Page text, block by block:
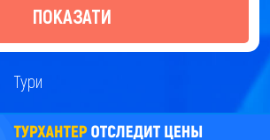
ПОКАЗАТИ
Тури